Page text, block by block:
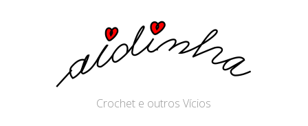
Crochet e outros Vícios